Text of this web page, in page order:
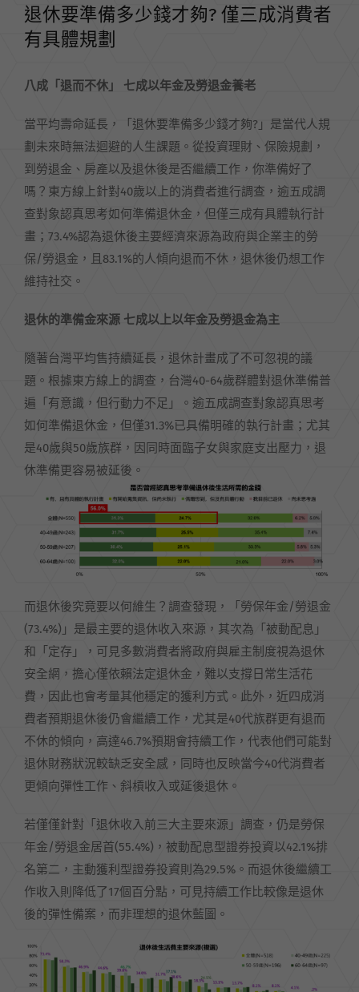
退休要準備多少錢才夠? 僅三成消費者
有具體規劃
八成「退而不休」 七成以年金及勞退金養老
當平均壽命延長，「退休要準備多少錢才夠?」是當代人規
劃未來時無法迴避的人生課題。從投資理財、保險規劃，
到勞退金、房產以及退休後是否繼續工作，你準備好了
嗎？東方線上針對40歲以上的消費者進行調查，逾五成調
查對象認真思考如何準備退休金，但僅三成有具體執行計
畫；73.4%認為退休後主要經濟來源為政府與企業主的勞
保/勞退金，且83.1%的人傾向退而不休，退休後仍想工作
維持社交。
退休的準備金來源 七成以上以年金及勞退金為主
隨著台灣平均售持續延長，退休計畫成了不可忽視的議
題。根據東方線上的調查，台灣40-64歲群體對退休準備普
遍「有意識，但行動力不足」。逾五成調查對象認真思考
如何準備退休金，但僅31.3%已具備明確的執行計畫；尤其
是40歲與50歲族群，因同時面臨子女與家庭支出壓力，退
休準備更容易被延後。
而退休後究竟要以何維生？調查發現，「勞保年金/勞退金
(73.4%)」是最主要的退休收入來源，其次為「被動配息」
和「定存」，可見多數消費者將政府與雇主制度視為退休
安全網，擔心僅依賴法定退休金，難以支撐日常生活花
費，因此也會考量其他穩定的獲利方式。此外，近四成消
費者預期退休後仍會繼續工作，尤其是40代族群更有退而
不休的傾向，高達46.7%預期會持續工作，代表他們可能對
退休財務狀況較缺乏安全感，同時也反映當今40代消費者
更傾向彈性工作、斜槓收入或延後退休。
若僅僅針對「退休收入前三大主要來源」調查，仍是勞保
年金/勞退金居首(55.4%)，被動配息型證券投資以42.1%排
名第二，主動獲利型證券投資則為29.5%。而退休後繼續工
作收入則降低了17個百分點，可見持續工作比較像是退休
後的彈性備案，而非理想的退休藍圖。